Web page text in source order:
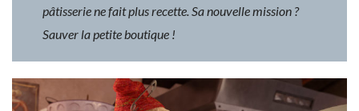
pâtisserie ne fait plus recette. Sa nouvelle mission ?
Sauver la petite boutique !